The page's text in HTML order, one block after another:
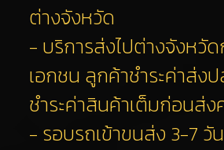
ต่างจังหวัด
- บริการส่งไปต่างจังหวั
เอกชน ลูกค้าชำระค่าส่ง
ชำระค่าสินค้าเต็มก่อนส่ง
- รอบรถเข้าขนส่ง 3-7 วั